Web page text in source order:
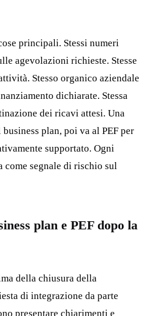
principali. Stessi numeri
agevolazioni richieste. Stesse
Stesso organico aziendale
dichiarate. Stessa
dei ricavi attesi. Una
plan, poi va al PEF per
supportato. Ogni
come segnale di rischio sul
plan e PEF dopo la
della chiusura della
di integrazione da parte
presentare chiarimenti e